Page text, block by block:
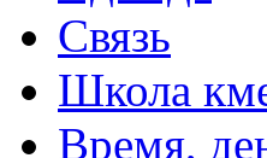
Связь
Школа
Время,